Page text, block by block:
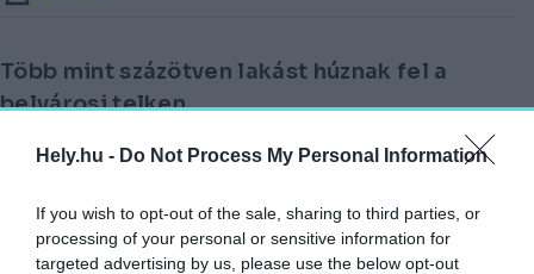
Hely.hu - Do Not Process My Personal Information
If you wish to opt-out of the sale, sharing to third parties, or
processing of your personal or sensitive information for
targeted advertising by us, please use the below opt-out
Több mint százötven lakást húznak fel a
belvárosi telken.
Dohány utcai zsinagógamelletti üres telek
beépítése.